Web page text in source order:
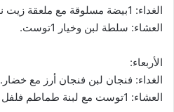
الغداء: 1بيضة مسلوقة مع ملعقة زيت نصف توست.
العشاء: سلطة لبن وخيار 1توست.
الأربعاء:
الغداء: فنجان لبن فنجان أرز مع خضار.
العشاء: 1توست مع لبنة طماطم فلفل خيار عصير نوع فاكهة.